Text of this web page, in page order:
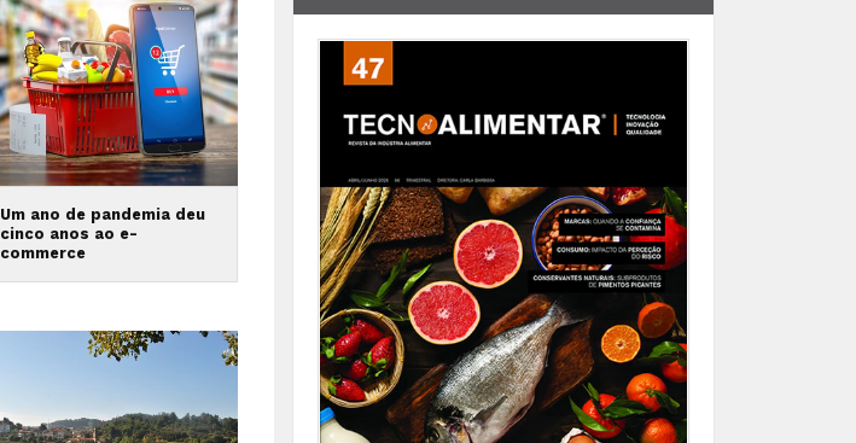
Um ano de pandemia deu
cinco anos ao e-
commerce